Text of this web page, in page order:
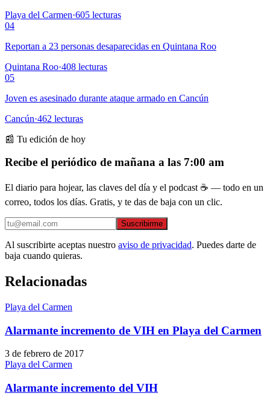
Playa del Carmen·605 lecturas
04
Reportan a 23 personas desaparecidas en Quintana Roo
Quintana Roo·408 lecturas
05
Joven es asesinado durante ataque armado en Cancún
Cancún·462 lecturas
📰 Tu edición de hoy
Recibe el periódico de mañana a las 7:00 am
El diario para hojear, las claves del día y el podcast ☕ — todo en un
correo, todos los días. Gratis, y te das de baja con un clic.
Suscribirme
Al suscribirte aceptas nuestro aviso de privacidad. Puedes darte de
baja cuando quieras.
Relacionadas
Playa del Carmen
Alarmante incremento de VIH en Playa del Carmen
3 de febrero de 2017
Playa del Carmen
Alarmante incremento del VIH